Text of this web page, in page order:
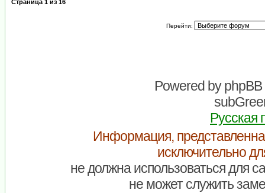
Страница 1 из 16
Перейти:
Powered byphpBB
Русская
Информация,
исключительно
не должна использоваться для
не может служить